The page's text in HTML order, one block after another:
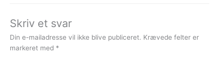
Skriv et svar
Din e-mailadresse vil ikke blive publiceret. Krævede felter er
markeret med *